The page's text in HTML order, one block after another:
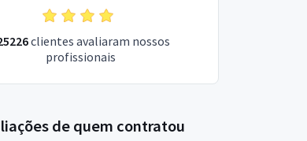
clientes avaliaram nossos
profissionais
de quem contratou